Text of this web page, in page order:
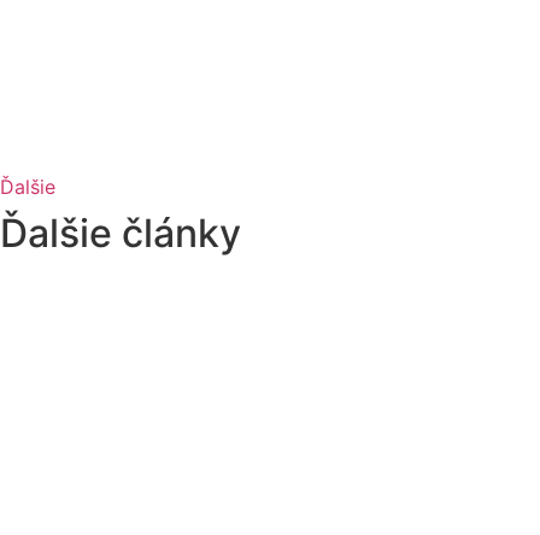
Ďalšie
Ďalšie články